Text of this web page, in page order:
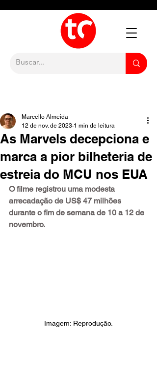
As Marvels decepciona e
marca a pior bilheteria de
estreia do MCU nos EUA
Marcello Almeida
12 de nov. de 2023 1 min de leitura
O filme registrou uma modesta
arrecadação de US$ 47 milhões
durante o fim de semana de 10 a 12 de
novembro.
Imagem: Reprodução.